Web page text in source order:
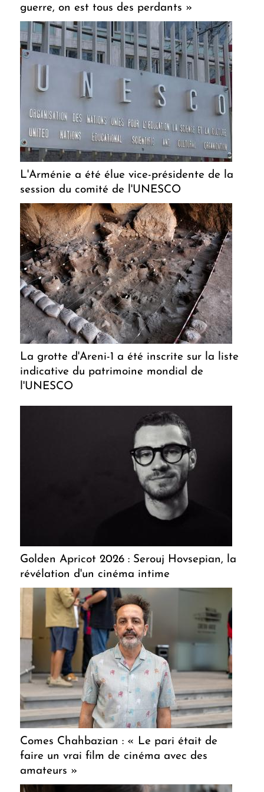
guerre, on est tous des perdants »
L'Arménie a été élue vice-présidente de la
session du comité de l'UNESCO
La grotte d'Areni-1 a été inscrite sur la liste
indicative du patrimoine mondial de
l'UNESCO
Golden Apricot 2026 : Serouj Hovsepian, la
révélation d'un cinéma intime
Comes Chahbazian : « Le pari était de
faire un vrai film de cinéma avec des
amateurs »